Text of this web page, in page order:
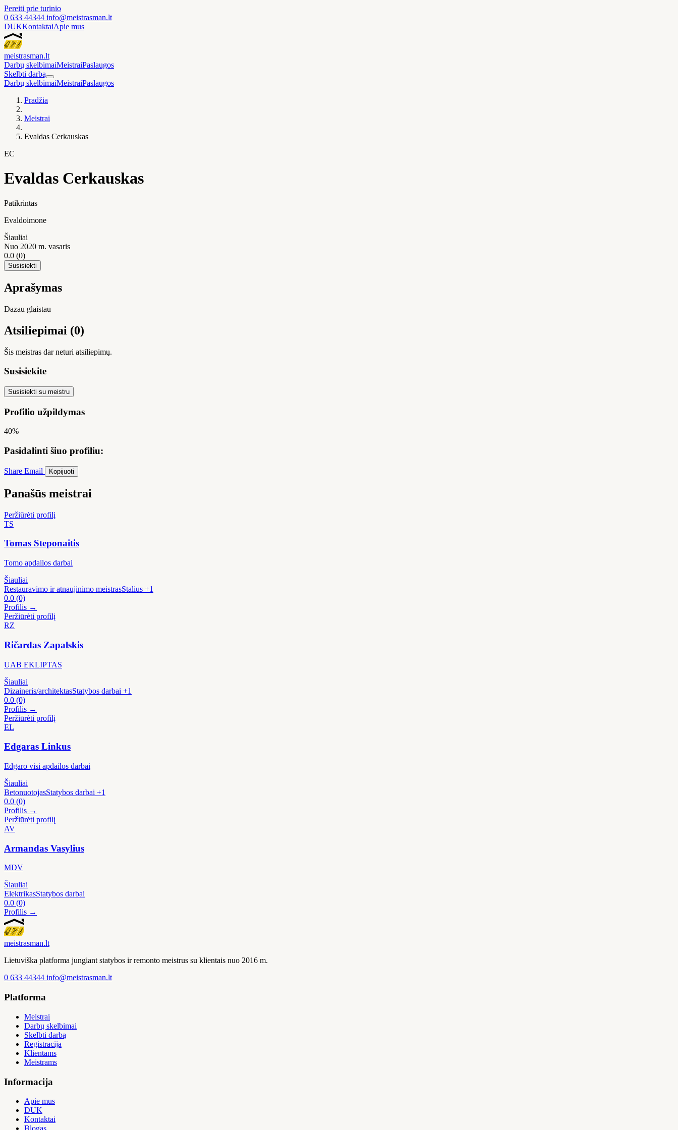
Pereiti prie turinio
0 633 44344 info@meistrasman.lt
DUKKontaktaiApie mus
meistrasman.lt
Darbų skelbimaiMeistraiPaslaugos
Skelbti darbą
Darbų skelbimaiMeistraiPaslaugos
Pradžia
Meistrai
Evaldas Cerkauskas
EC
Evaldas Cerkauskas
Patikrintas
Evaldoimone
Šiauliai
Nuo 2020 m. vasaris
0.0 (0)
Susisiekti
Aprašymas
Dazau glaistau
Atsiliepimai (0)
Šis meistras dar neturi atsiliepimų.
Susisiekite
Susisiekti su meistru
Profilio užpildymas
40%
Pasidalinti šiuo profiliu:
Share Email Kopijuoti
Panašūs meistrai
Peržiūrėti profilį
TS
Tomas Steponaitis
Tomo apdailos darbai
Šiauliai
Restauravimo ir atnaujinimo meistrasStalius +1
0.0 (0)
Profilis →
Peržiūrėti profilį
RZ
Ričardas Zapalskis
UAB EKLIPTAS
Šiauliai
Dizaineris/architektasStatybos darbai +1
0.0 (0)
Profilis →
Peržiūrėti profilį
EL
Edgaras Linkus
Edgaro visi apdailos darbai
Šiauliai
BetonuotojasStatybos darbai +1
0.0 (0)
Profilis →
Peržiūrėti profilį
AV
Armandas Vasylius
MDV
Šiauliai
ElektrikasStatybos darbai
0.0 (0)
Profilis →
meistrasman.lt
Lietuviška platforma jungiant statybos ir remonto meistrus su klientais nuo 2016 m.
0 633 44344 info@meistrasman.lt
Platforma
Meistrai
Darbų skelbimai
Skelbti darbą
Registracija
Klientams
Meistrams
Informacija
Apie mus
DUK
Kontaktai